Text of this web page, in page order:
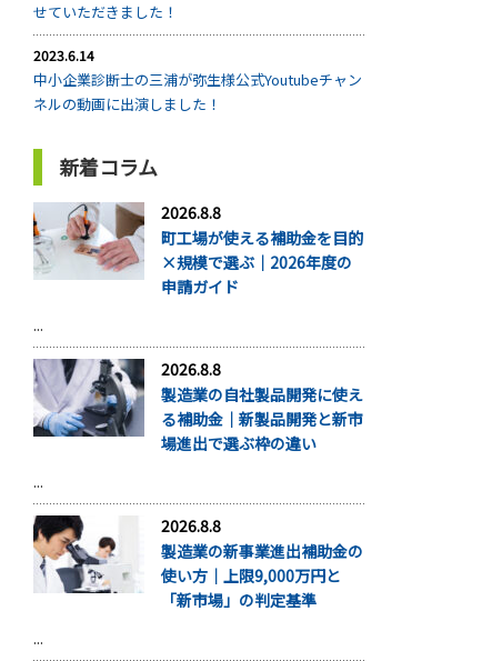
せていただきました！
2023.6.14
中小企業診断士の三浦が弥生様公式Youtubeチャン
ネルの動画に出演しました！
新着コラム
2026.8.8
町工場が使える補助金を目的
×規模で選ぶ｜2026年度の
申請ガイド
...
2026.8.8
製造業の自社製品開発に使え
る補助金｜新製品開発と新市
場進出で選ぶ枠の違い
...
2026.8.8
製造業の新事業進出補助金の
使い方｜上限9,000万円と
「新市場」の判定基準
...